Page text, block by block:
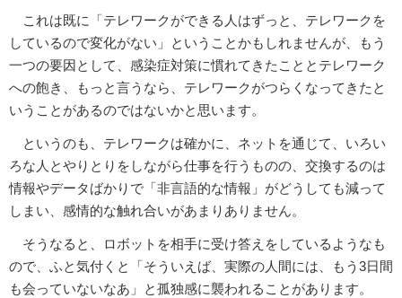
これは既に「テレワークができる人はずっと、テレワークを
しているので変化がない」ということかもしれませんが、もう
一つの要因として、感染症対策に慣れてきたこととテレワーク
への飽き、もっと言うなら、テレワークがつらくなってきたと
いうことがあるのではないかと思います。
というのも、テレワークは確かに、ネットを通じて、いろい
ろな人とやりとりをしながら仕事を行うものの、交換するのは
情報やデータばかりで「非言語的な情報」がどうしても減って
しまい、感情的な触れ合いがあまりありません。
そうなると、ロボットを相手に受け答えをしているようなも
ので、ふと気付くと「そういえば、実際の人間には、もう3日間
も会っていないなあ」と孤独感に襲われることがあります。